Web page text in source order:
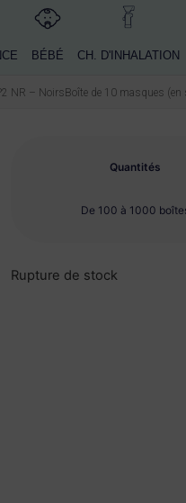
BÉBÉ CH. D'INHALATION
NR – NoirsBoîte de 10 masques (en
Quantités
De 100 à 1000
Rupture de stock